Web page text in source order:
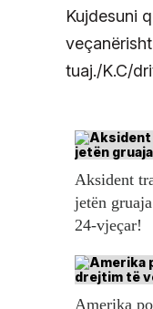
Kujdesuni
tuaj./K.C/
Aksident
jetën
24-vjeçar!
Amerika